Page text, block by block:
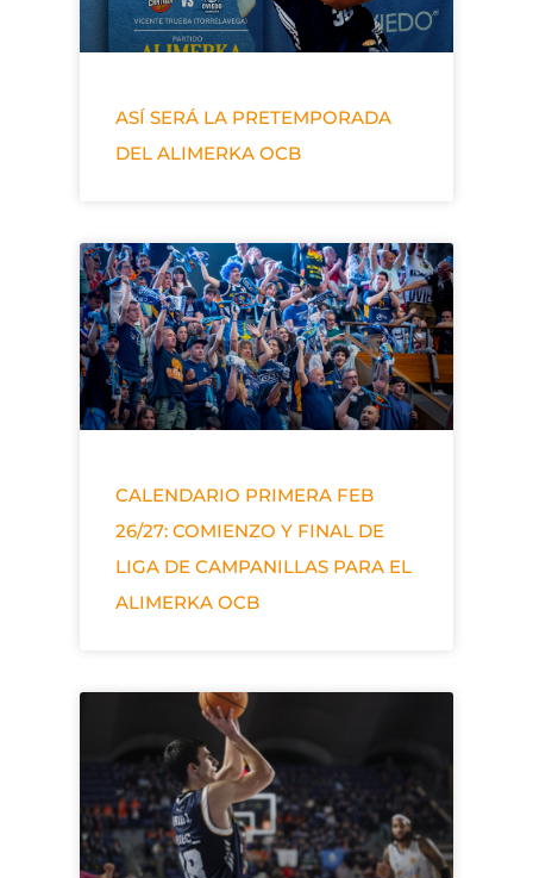
ASÍ SERÁ LA PRETEMPORADA
DEL ALIMERKA OCB
CALENDARIO PRIMERA FEB
26/27: COMIENZO Y FINAL DE
LIGA DE CAMPANILLAS PARA EL
ALIMERKA OCB